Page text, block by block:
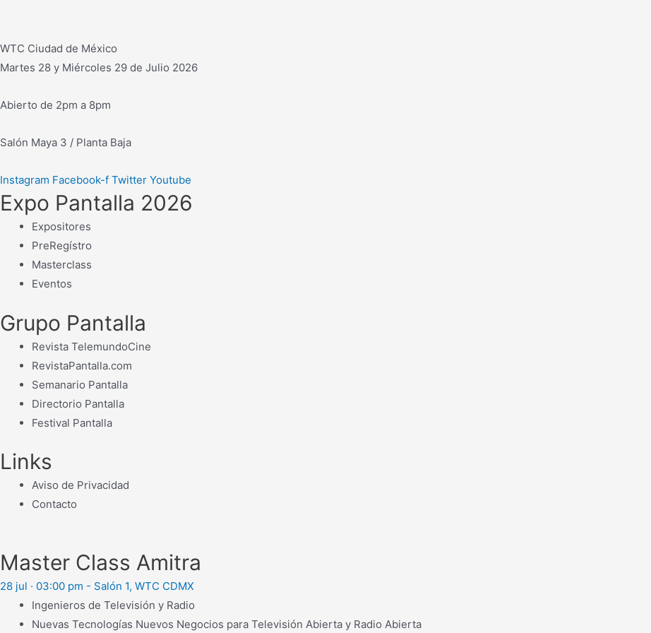
WTC Ciudad de México
Martes 28 y Miércoles 29 de Julio 2026
Abierto de 2pm a 8pm
Salón Maya 3 / Planta Baja
Instagram Facebook-f Twitter Youtube
Expo Pantalla 2026
Expositores
PreRegístro
Masterclass
Eventos
Grupo Pantalla
Revista TelemundoCine
RevistaPantalla.com
Semanario Pantalla
Directorio Pantalla
Festival Pantalla
Links
Aviso de Privacidad
Contacto
Master Class Amitra
28 jul · 03:00 pm - Salón 1, WTC CDMX
Ingenieros de Televisión y Radio
Nuevas Tecnologías Nuevos Negocios para Televisión Abierta y Radio Abierta